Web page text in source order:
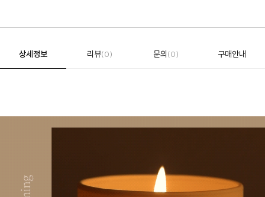
상세정보 리뷰(0) 문의(0) 구매안내